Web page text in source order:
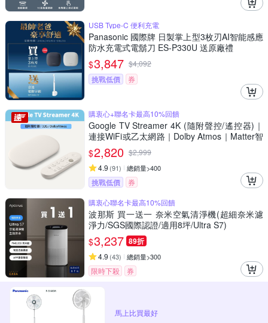
USB Type-C 便利充電
Panasonic 國際牌 日製掌上型3枚刃AI智能感應
防水充電式電鬍刀 ES-P330U 送原廠禮
$3,847 $4,092
挑戰低價
券
購衷心+聯名卡最高10%回饋
Google TV Streamer 4K (隨附聲控/遙控器)｜
連接WiFi或乙太網路｜Dolby Atmos｜Matter智
慧串聯｜安裝App播放Netflix/Disney+/Youtube
$2,820 $2,999
4.9 (91) 總銷量>400
挑戰低價
券
購衷心聯名卡最高10%回饋
波那斯 買一送一 奈米空氣清淨機(超細奈米濾
淨力/SGS國際認證/適用8坪/Ultra S7)
$3,237 89折
4.9 (43) 總銷量>300
限時下殺 券
馬上比買最好